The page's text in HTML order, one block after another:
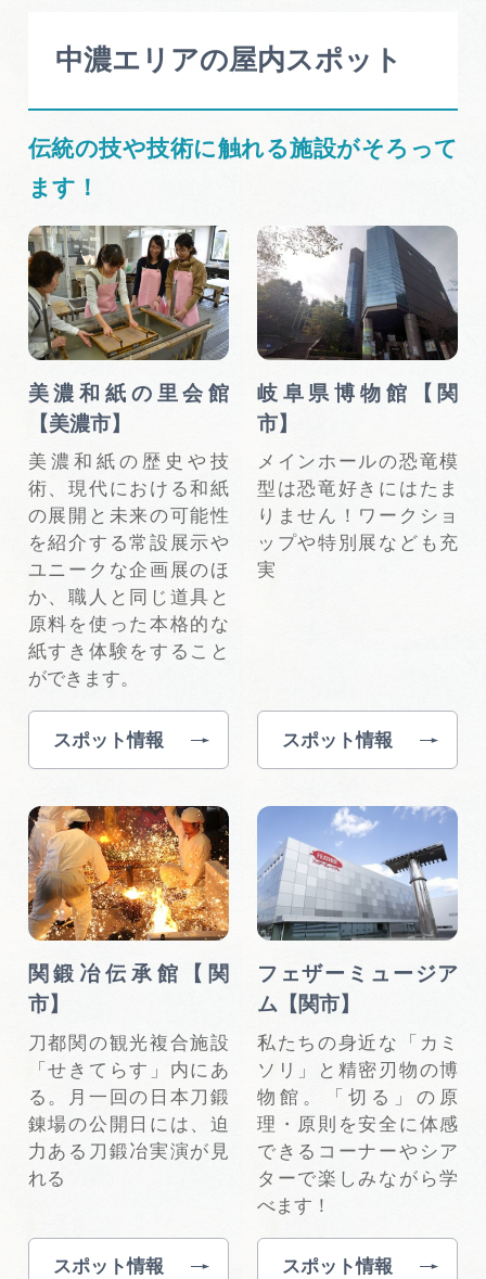
中濃エリアの屋内スポット
伝統の技や技術に触れる施設がそろって
ます！
美濃和紙の里会館
【美濃市】
美濃和紙の歴史や技
術、現代における和紙
の展開と未来の可能性
を紹介する常設展示や
ユニークな企画展のほ
か、職人と同じ道具と
原料を使った本格的な
紙すき体験をすること
ができます。
スポット情報
岐阜県博物館【関
市】
メインホールの恐竜模
型は恐竜好きにはたま
りません！ワークショ
ップや特別展なども充
実
スポット情報
関鍛冶伝承館【関
市】
刀都関の観光複合施設
「せきてらす」内にあ
る。月一回の日本刀鍛
錬場の公開日には、迫
力ある刀鍛冶実演が見
れる
スポット情報
フェザーミュージア
ム【関市】
私たちの身近な「カミ
ソリ」と精密刃物の博
物館。「切る」の原
理・原則を安全に体感
できるコーナーやシア
ターで楽しみながら学
べます！
スポット情報